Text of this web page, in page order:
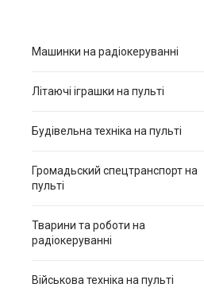
Машинки на радіокеруванні
Літаючі іграшки на пульті
Будівельна техніка на пульті
Громадьский спецтранспорт на
пульті
Тварини та роботи на
радіокеруванні
Військова техніка на пульті